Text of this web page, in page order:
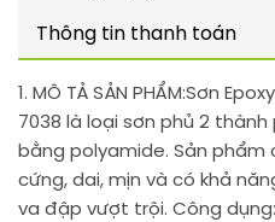
Thông tin thanh toán
1. MÔ TẢ SẢN PHẨM:Sơn
7038 là loại sơn phủ 2
bằng polyamide. Sản
cứng, dai, mịn và có khả
va đập vượt trội. Công